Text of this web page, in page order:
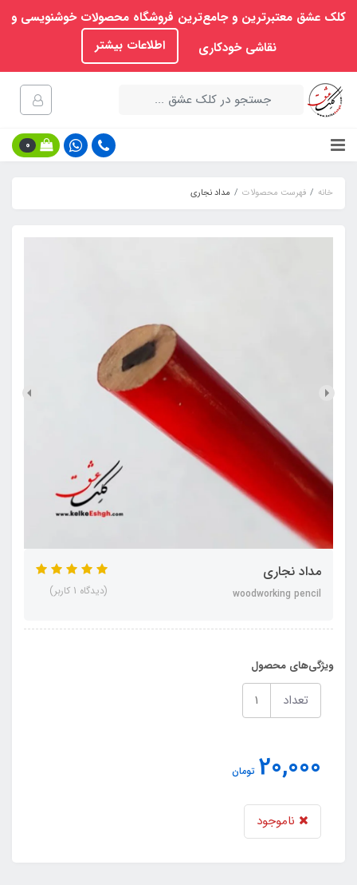
کلک عشق معتبرترین و جامع‌ترین فروشگاه محصولات خوشنویسی و
نقاشی خودکاری
اطلاعات بیشتر
0
خانه فهرست محصولات مداد نجاری
مداد نجاری
woodworking pencil (دیدگاه 1 کاربر)
ویژگی‌های محصول
تعداد
20,000 تومان
ناموجود